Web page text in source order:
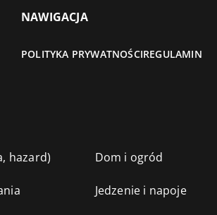
NAWIGACJA
POLITYKA PRYWATNOŚCIREGULAMIN
hazard) Dom i ogród
Jedzenie i napoje